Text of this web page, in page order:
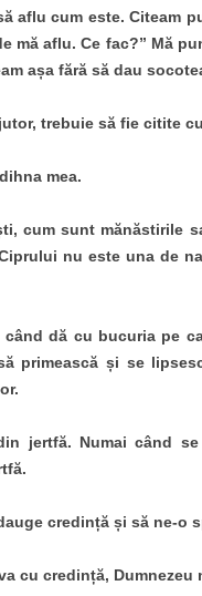
aflu cum este. Citeam
mă aflu. Ce fac?” Mă
așa fără să dau
trebuie să fie citite
mea.
cum sunt mănăstirile
nu este una de
dă cu bucuria pe
primească și se
jertfă. Numai când
credință și să ne-o
cu credință, Dumnezeu